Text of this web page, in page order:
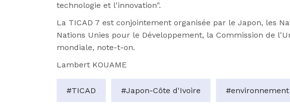
technologie et l'innovation".
La TICAD 7 est conjointement organisée par le Japon, les
Nations Unies pour le Développement, la Commission de
mondiale, note-t-on.
Lambert KOUAME
#TICAD #Japon-Côte d'Ivoire